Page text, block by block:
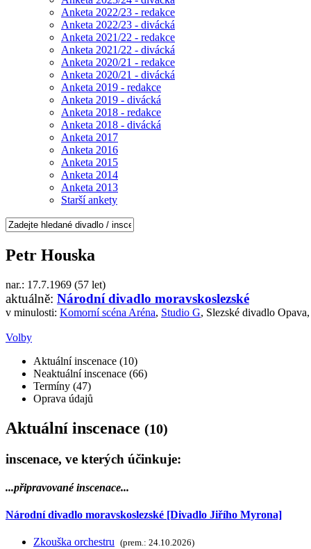
Anketa 2022/23 - redakce
Anketa 2022/23 - divácká
Anketa 2021/22 - redakce
Anketa 2021/22 - divácká
Anketa 2020/21 - redakce
Anketa 2020/21 - divácká
Anketa 2019 - redakce
Anketa 2019 - divácká
Anketa 2018 - redakce
Anketa 2018 - divácká
Anketa 2017
Anketa 2016
Anketa 2015
Anketa 2014
Anketa 2013
Starší ankety
Petr Houska
nar.: 17.7.1969 (57 let)
aktuálně: Národní divadlo moravskoslezské
v minulosti: Komorní scéna Aréna, Studio G, Slezské divadlo
Volby
Aktuální inscenace (10)
Neaktuální inscenace (66)
Termíny (47)
Oprava údajů
Aktuální inscenace (10)
inscenace, ve kterých účinkuje:
...připravované inscenace...
Národní divadlo moravskoslezské [Divadlo Jiřího Myrona]
Zkouška orchestru (prem.: 24.10.2026)